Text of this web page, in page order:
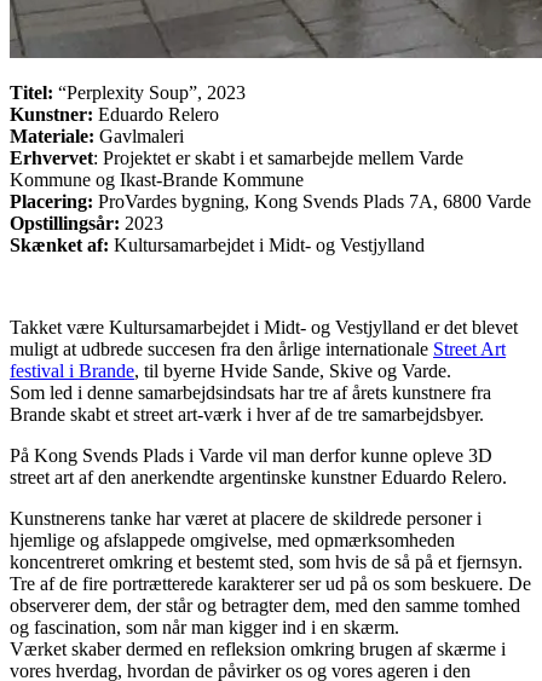
Titel: “Perplexity Soup”, 2023
Kunstner: Eduardo Relero
Materiale: Gavlmaleri
Erhvervet: Projektet er skabt i et samarbejde mellem Varde
Kommune og Ikast-Brande Kommune
Placering: ProVardes bygning, Kong Svends Plads 7A, 6800 Varde
Opstillingsår: 2023
Skænket af: Kultursamarbejdet i Midt- og Vestjylland
Takket være Kultursamarbejdet i Midt- og Vestjylland er det blevet
muligt at udbrede succesen fra den årlige internationale Street Art
festival i Brande, til byerne Hvide Sande, Skive og Varde.
Som led i denne samarbejdsindsats har tre af årets kunstnere fra
Brande skabt et street art-værk i hver af de tre samarbejdsbyer.
På Kong Svends Plads i Varde vil man derfor kunne opleve 3D
street artaf den anerkendte argentinske kunstner Eduardo Relero.
Kunstnerens tanke har været at placere de skildrede personer i
hjemlige og afslappede omgivelse, med opmærksomheden
koncentreret omkring et bestemt sted, som hvis de så på et fjernsyn.
Tre af de fire portrætterede karaktererser ud på os som beskuere. De
observerer dem, der står og betragter dem, med den samme tomhed
og fascination, som når man kigger ind i en skærm.
Værket skaber dermed en refleksion omkring brugen af skærme i
vores hverdag, hvordan de påvirker os og vores ageren i den